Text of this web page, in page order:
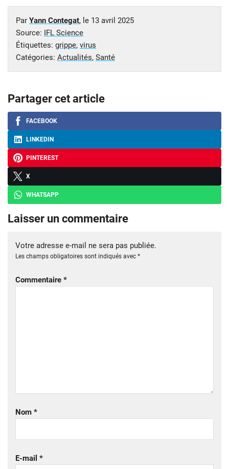
Par Yann Contegat, le 13 avril 2025
Source: IFL Science
Étiquettes: grippe, virus
Catégories: Actualités, Santé
Partager cet article
FACEBOOK
LINKEDIN
PINTEREST
X
WHATSAPP
Laisser un commentaire
Votre adresse e-mail ne sera pas publiée.
Les champs obligatoires sont indiqués avec *
Commentaire *
Nom *
E-mail *